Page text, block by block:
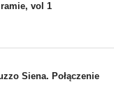
vol 1
Siena. Połączenie